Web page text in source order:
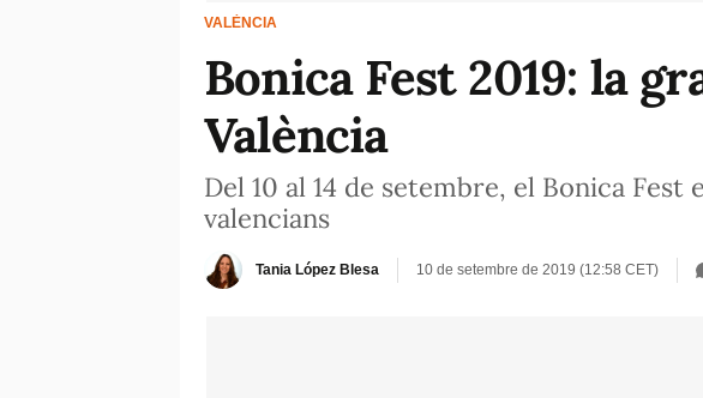
VALÈNCIA
Bonica Fest 2019: la
València
Del 10 al 14 de setembre, el Bonica
valencians
Tania López Blesa 10 de setembre de 2019 (12:58 CET)